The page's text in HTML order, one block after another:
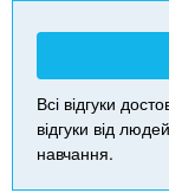
Всі відгуки
відгуки від
навчання.